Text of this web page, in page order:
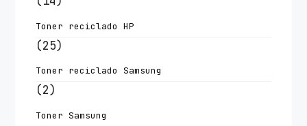
Toner reciclado HP
(25)
Toner reciclado Samsung
(2)
Toner Samsung